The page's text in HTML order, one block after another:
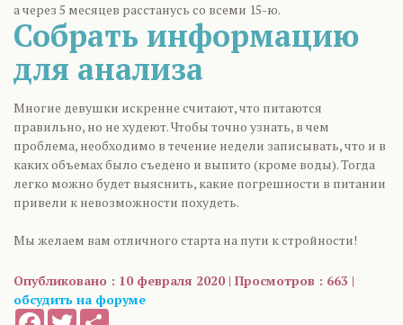
а через 5 месяцев расстанусь со всеми 15-ю.
Собрать информацию
для анализа
Многие девушки искренне считают, что питаются
правильно, но не худеют. Чтобы точно узнать, в чем
проблема, необходимо в течение недели записывать, что и в
каких объемах было съедено и выпито (кроме воды). Тогда
легко можно будет выяснить, какие погрешности в питании
привели к невозможности похудеть.
Мы желаем вам отличного старта на пути к стройности!
Опубликовано : 10 февраля 2020 | Просмотров : 663 |
обсудить на форуме
FacebookTwitter